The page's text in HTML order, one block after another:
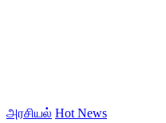
அரசியல் Hot News